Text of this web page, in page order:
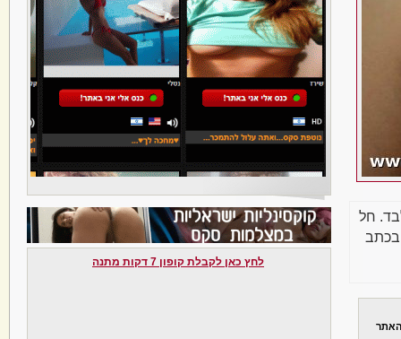
חל
בכתב
האתר
לחץ כאן לקבלת קופון 7 דקות מתנה